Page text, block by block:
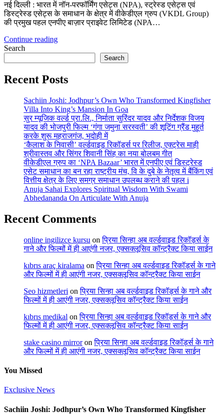
नई दिल्ली : भारत में नॉन-परफॉर्मिंग एसेट्स (NPA), स्ट्रेस्ड एसेट्स एवं
डिस्ट्रेस्ड एसेट्स के समाधान के क्षेत्र में वीकेडीएल ग्रुप (VKDL Group)
की प्रमुख पहल एनपीए बाज़ार प्राइवेट लिमिटेड (NPA…
Continue reading
Search
Search
Recent Posts
Sachiin Joshi: Jodhpur’s Own Who Transformed Kingfisher
Villa Into King’s Mansion In Goa
सुर म्यूजिक वर्ल्ड प्रा.लि., निर्माता सुरिंदर यादव और निर्देशक विजय
यादव की भोजपुरी फिल्म ‘गंगा जमुना सरस्वती’ की शूटिंग ग्रैंड मुहूर्त
करके शुरू महराजगंज, भदोही में
‘कैलाश के निवासी’ वर्ल्डवाइड रिकॉर्ड्स पर रिलीज, एक्ट्रेस माही
श्रीवास्तव और सिंगर शिवानी सिंह का नया बोलबम गीत
वीकेडीएल ग्रुप का ‘NPA Bazaar’ भारत में एनपीए एवं डिस्ट्रेस्ड
एसेट समाधान का बन रहा राष्ट्रीय मंच, वि के दुबे के नेतृत्व में बैंकिंग एवं
वित्तीय क्षेत्र के लिए समग्र समाधान उपलब्ध कराने की पहल i
Anuja Sahai Explores Spiritual Wisdom With Swami
Abhedananda On Articulate With Anuja
Recent Comments
online ingilizce kursu onप्रिया सिन्हा अब वर्ल्डवाइड रिकॉर्ड्स के
गाने और फिल्मों में ही आएंगी नजर, एक्सक्लूसिव कॉन्ट्रैक्ट किया साईन
kıbrıs araç kiralama onप्रिया सिन्हा अब वर्ल्डवाइड रिकॉर्ड्स के गाने
और फिल्मों में ही आएंगी नजर, एक्सक्लूसिव कॉन्ट्रैक्ट किया साईन
Seo hizmetleri onप्रिया सिन्हा अब वर्ल्डवाइड रिकॉर्ड्स के गाने और
फिल्मों में ही आएंगी नजर, एक्सक्लूसिव कॉन्ट्रैक्ट किया साईन
kıbrıs medikal onप्रिया सिन्हा अब वर्ल्डवाइड रिकॉर्ड्स के गाने और
फिल्मों में ही आएंगी नजर, एक्सक्लूसिव कॉन्ट्रैक्ट किया साईन
stake casino mirroronप्रिया सिन्हा अब वर्ल्डवाइड रिकॉर्ड्स के गाने
और फिल्मों में ही आएंगी नजर, एक्सक्लूसिव कॉन्ट्रैक्ट किया साईन
You Missed
Exclusive News
Sachiin Joshi: Jodhpur’s Own Who Transformed Kingfisher